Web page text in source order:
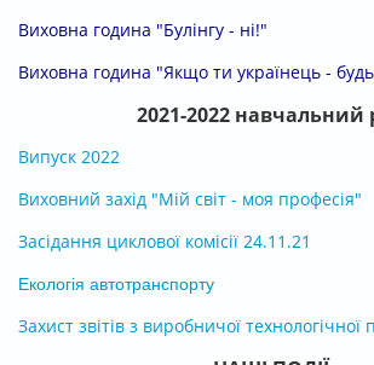
Виховна година "Булінгу - ні!"
Виховна година "Якщо ти українець -
2021-2022 навчальний
Випуск 2022
Виховний захід "Мій світ - моя професія"
Засідання циклової комісії 24.11.21
Екологія автотранспорту
Захист звітів з виробничої технологічної